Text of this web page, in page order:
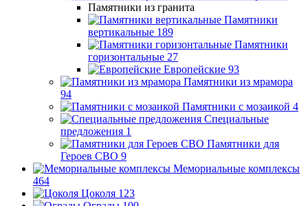
Памятники из гранита
Памятники
вертикальные 189
Памятники
горизонтальные 27
Европейские 93
Памятники из мрамора
94
Памятники с мозаикой 4
Специальные
предложения 1
Памятники для
Героев СВО 9
Мемориальные комплексы
464
Цоколя 123